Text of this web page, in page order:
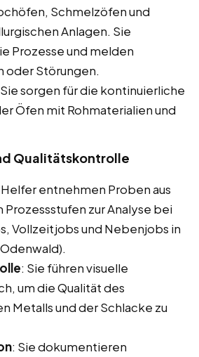
Schmelzöfen und
Anlagen. Sie
Prozesse und melden
oder Störungen.
sorgen für die kontinuierliche
Öfen mit Rohmaterialien und
Qualitätskontrolle
Helfer entnehmen Proben aus
zur Analyse bei
Vollzeitjobs und Nebenjobs in
: Sie führen visuelle
um die Qualität des
Metalls und der Schlacke zu
: Sie dokumentieren